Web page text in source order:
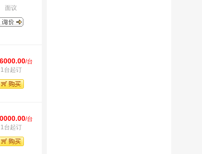
面议
/台
1台起订
/台
1台起订